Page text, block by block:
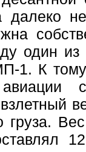
далеко
один из
1. К
груза.